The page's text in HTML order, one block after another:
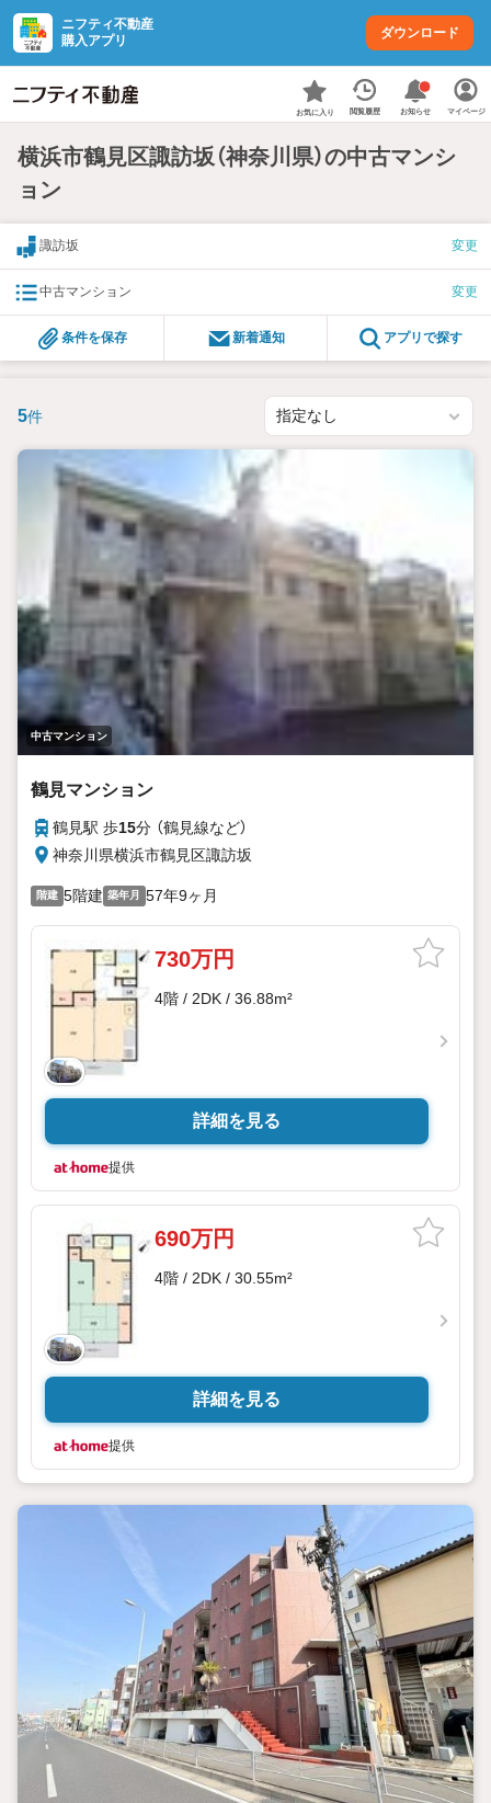
ニフティ不動産
購入アプリ
ダウンロード
お気に入り 閲覧履歴 お知らせ マイページ
横浜市鶴見区諏訪坂（神奈川県）の中古マンシ
ョン
諏訪坂 変更
中古マンション 変更
条件を保存 新着通知 アプリで探す
5件
中古マンション
鶴見マンション
鶴見駅 歩15分 （鶴見線など）
神奈川県横浜市鶴見区諏訪坂
階建 5階建 築年月 57年9ヶ月
730万円
4階 / 2DK / 36.88m²
詳細を見る
提供
690万円
4階 / 2DK / 30.55m²
詳細を見る
提供